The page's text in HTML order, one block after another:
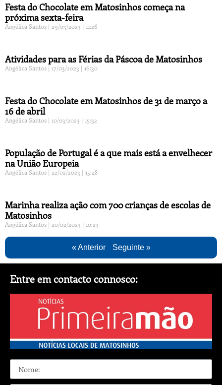
Festa do Chocolate em Matosinhos começa na
próxima sexta-feira
Angélica Santos 29/03/2023 11:26
Atividades para as Férias da Páscoa de Matosinhos
Angélica Santos 17/03/2023 16:30
Festa do Chocolate em Matosinhos de 31 de março a
16 de abril
Angélica Santos 10/03/2023 15:32
População de Portugal é a que mais está a envelhecer
na União Europeia
Angélica Santos 22/02/2023 15:48
Marinha realiza ação com 700 crianças de escolas de
Matosinhos
Angélica Santos 20/02/2023 10:23
« Anterior Seguinte »
Entre em contacto connosco: